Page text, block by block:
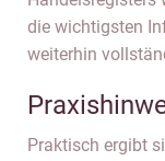
die wichtigsten
weiterhin
Praktisch ergibt